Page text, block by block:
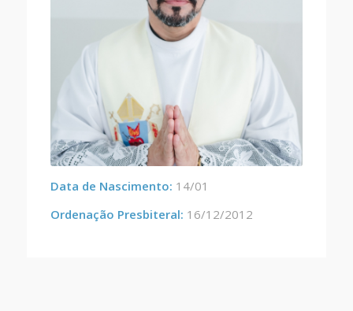
Data de Nascimento: 14/01
Ordenação Presbiteral: 16/12/2012